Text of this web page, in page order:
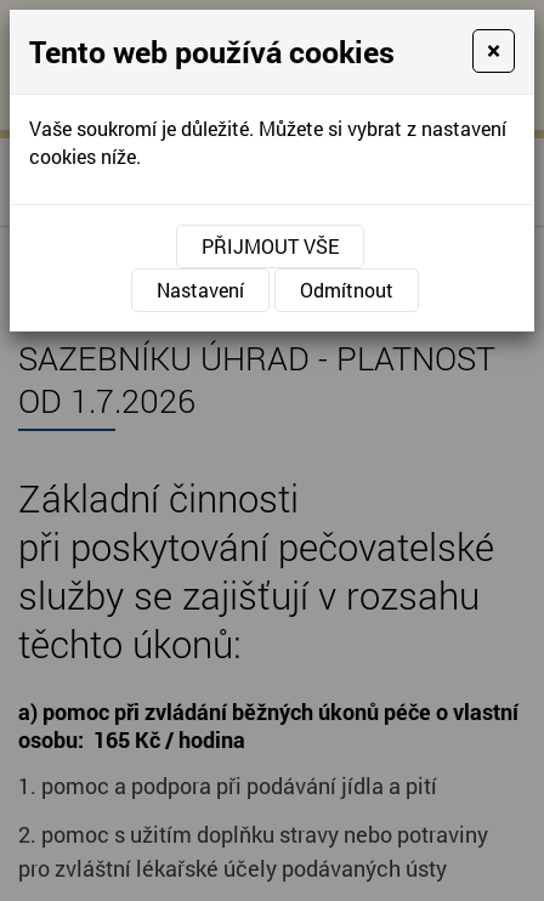
+420info@domov-
Úvodní stránka
PEČOVATELSKÁ SLUŽBA -
POSKYTOVANÉ SLUŽBY VČETNĚ
SAZEBNÍKU ÚHRAD - PLATNOST
OD 1.7.2026
Základní činnosti
při poskytování pečovatelské
služby se zajišťují v rozsahu
těchto úkonů:
a) pomoc při zvládání běžných úkonů péče o vlastní
osobu: 165 Kč / hodina
1. pomoc a podpora při podávání jídla a pití
2. pomoc s užitím doplňku stravy nebo potraviny
pro zvláštní lékařské účely podávaných ústy
Tento web používá cookies ×
Vaše soukromí je důležité. Můžete si vybrat z nastavení
cookies níže.
PŘIJMOUT VŠE
Nastavení
Odmítnout